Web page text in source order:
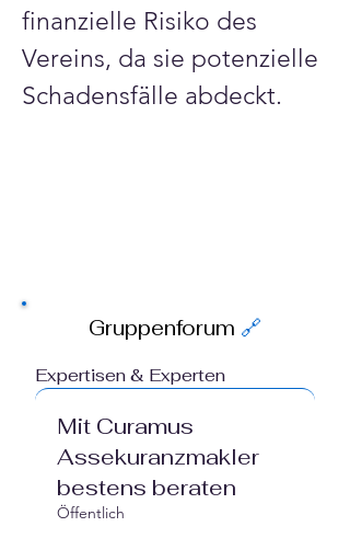
finanzielle Risiko des
Vereins, da sie potenzielle
Schadensfälle abdeckt.
Gruppenforum 🔗
Expertisen & Experten
Mit Curamus
Assekuranzmakler
bestens beraten
Öffentlich